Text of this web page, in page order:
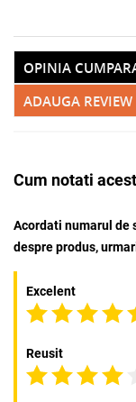
ADAUGA REVIEW
OPINIA
Cum notati
Acordati numarul de
despre produs,
Excelent
Reusit